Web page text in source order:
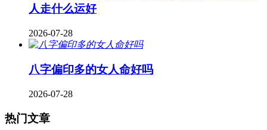
人走什么运好
2026-07-28
八字偏印多的女人命好吗
2026-07-28
热门文章